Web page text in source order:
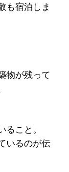
も宿泊しま
物が残って
こと。
いるのが伝